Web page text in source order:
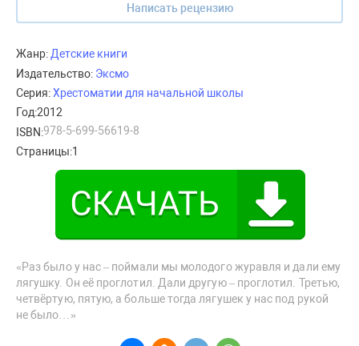
Написать рецензию
Жанр:Детские книги
Издательство: Эксмо
Серия:Хрестоматии для начальной школы
Год:2012
ISBN:978-5-699-56619-8
Страницы:1
«Раз было у нас – поймали мы молодого журавля и дали ему
лягушку. Он её проглотил. Дали другую – проглотил. Третью,
четвёртую, пятую, а больше тогда лягушек у нас под рукой
не было…»